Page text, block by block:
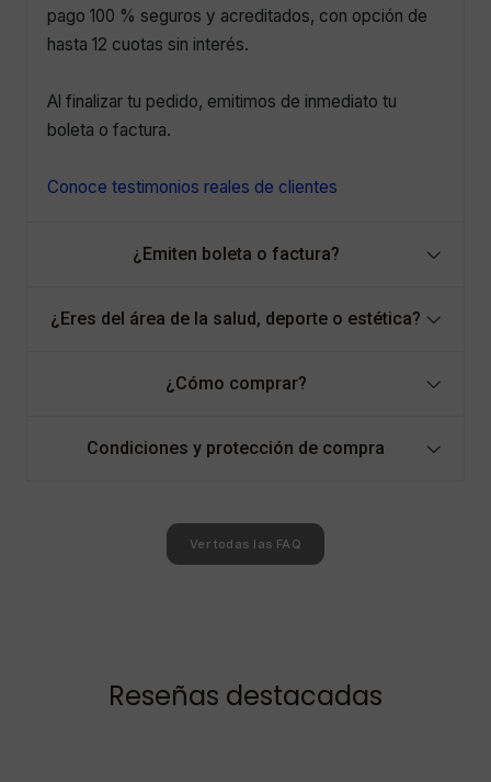
pago 100 % seguros y acreditados, con opción de
hasta 12 cuotas sin interés.
Al finalizar tu pedido, emitimos de inmediato tu
boleta o factura.
Conoce testimonios reales de clientes
¿Emiten boleta o factura?
¿Eres del área de la salud, deporte o estética?
¿Cómo comprar?
Condiciones y protección de compra
Ver todas las FAQ
Reseñas destacadas